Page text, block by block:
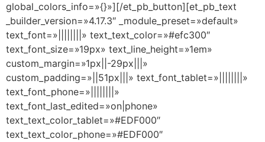
global_colors_info=»{}»][/et_pb_button][et_pb_text
_builder_version=»4.17.3″ _module_preset=»default»
text_font=»||||||||» text_text_color=»#efc300″
text_font_size=»19px» text_line_height=»1em»
custom_margin=»1px||-29px|||»
custom_padding=»||51px|||» text_font_tablet=»||||||||»
text_font_phone=»||||||||»
text_font_last_edited=»on|phone»
text_text_color_tablet=»#EDF000″
text_text_color_phone=»#EDF000″